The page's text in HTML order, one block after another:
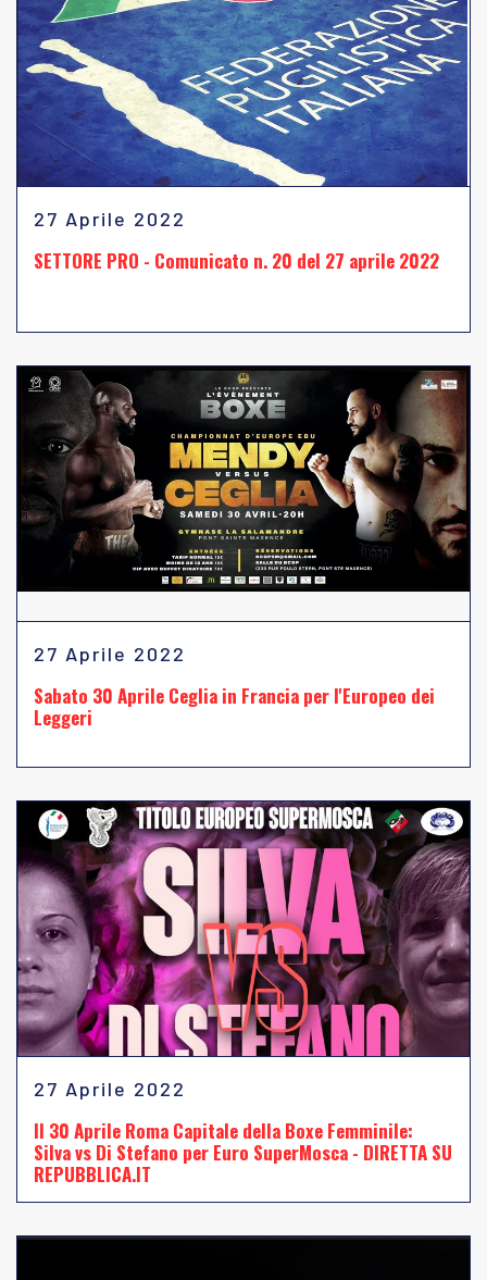
27 Aprile 2022
SETTORE PRO - Comunicato n. 20 del 27 aprile 2022
27 Aprile 2022
Sabato 30 Aprile Ceglia in Francia per l'Europeo dei
Leggeri
27 Aprile 2022
Il 30 Aprile Roma Capitale della Boxe Femminile:
Silva vs Di Stefano per Euro SuperMosca - DIRETTA SU
REPUBBLICA.IT